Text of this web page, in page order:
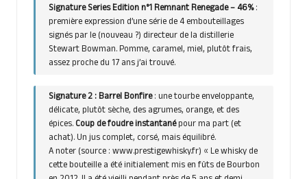
Signature Series Edition n°1 Remnant Renegade – 46%:
première expression d’une série de 4 embouteillages
signés par le (nouveau ?) directeur de la distillerie
Stewart Bowman. Pomme, caramel, miel, plutôt frais,
assez proche du 17 ans j’ai trouvé.
Signature 2 : Barrel Bonfire: une tourbe enveloppante,
délicate, plutôt sèche, des agrumes, orange, et des
épices.Coup de foudre instantanépour ma part (et
achat). Un jus complet, corsé, mais équilibré.
A noter (source : www.prestigewhisky.fr) « Le whisky de
cette bouteille a été initialement mis en fûts de Bourbon